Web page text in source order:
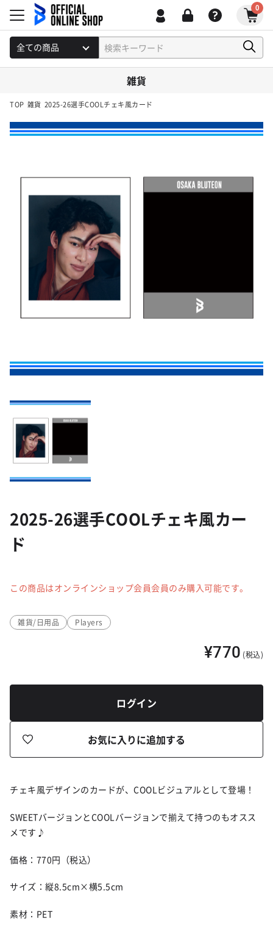
0
雑貨
TOP 雑貨 2025-26選手COOLチェキ風カード
2025-26選手COOLチェキ風カー
ド
この商品はオンラインショップ会員会員のみ購入可能です。
雑貨/日用品 Players
¥770 (税込)
ログイン
お気に入りに追加する
チェキ風デザインのカードが、COOLビジュアルとして登場！
SWEETバージョンとCOOLバージョンで揃えて持つのもオスス
メです♪
価格：770円（税込）
サイズ：縦8.5cm×横5.5cm
素材：PET